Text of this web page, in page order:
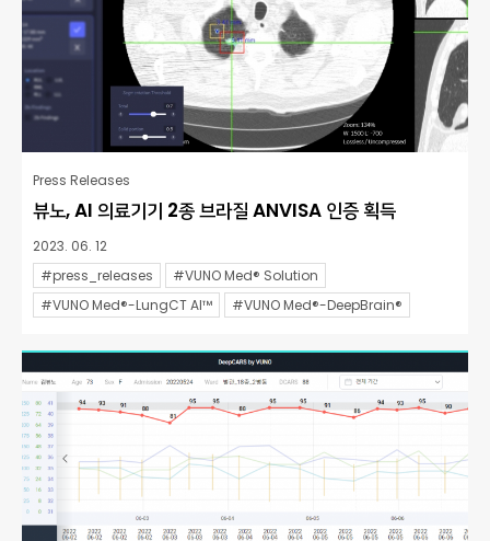
Press Releases
뷰노, AI 의료기기 2종 브라질 ANVISA 인증 획득
2023. 06. 12
#press_releases
#VUNO Med® Solution
#VUNO Med®-LungCT AI™
#VUNO Med®-DeepBrain®